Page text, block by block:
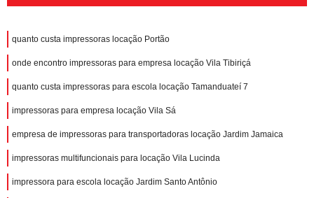
quanto custa impressoras locação Portão
onde encontro impressoras para empresa locação Vila Tibiriçá
quanto custa impressoras para escola locação Tamanduateí 7
impressoras para empresa locação Vila Sá
empresa de impressoras para transportadoras locação Jardim Jamaica
impressoras multifuncionais para locação Vila Lucinda
impressora para escola locação Jardim Santo Antônio